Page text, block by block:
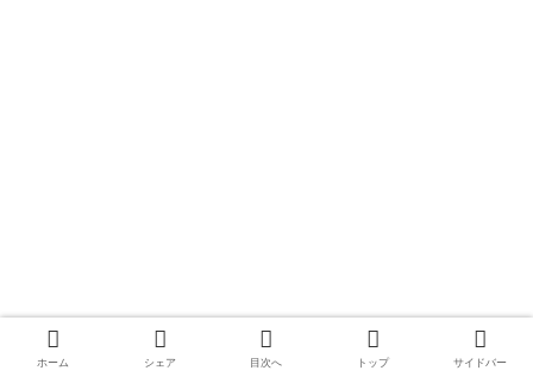
ホーム シェア 目次へ トップ サイドバー